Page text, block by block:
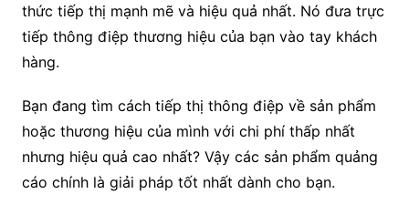
thức tiếp thị mạnh mẽ và hiệu quả nhất. Nó đưa trực
tiếp thông điệp thương hiệu của bạn vào tay khách
hàng.
Bạn đang tìm cách tiếp thị thông điệp về sản phẩm
hoặc thương hiệu của mình với chi phí thấp nhất
nhưng hiệu quả cao nhất? Vậy các sản phẩm quảng
cáo chính là giải pháp tốt nhất dành cho bạn.